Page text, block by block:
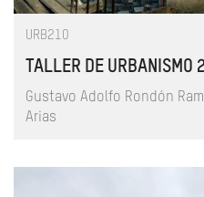
URB210
TALLER DE URBANISMO 2
Gustavo Adolfo Rondón
Arias